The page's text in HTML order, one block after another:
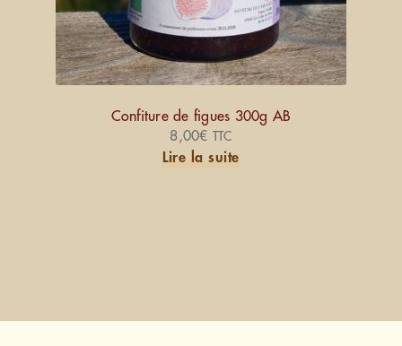
Confiture de figues 300g AB
8,00€ TTC
Lire la suite